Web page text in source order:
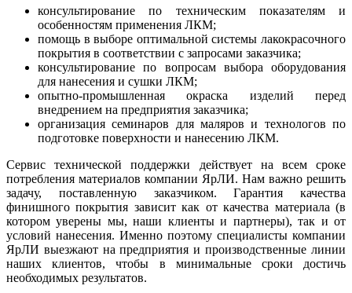
консультирование по техническим показателям и
особенностям применения ЛКМ;
помощь в выборе оптимальной системы лакокрасочного
покрытия в соответствии с запросами заказчика;
консультирование по вопросам выбора оборудования
для нанесения и сушки ЛКМ;
опытно-промышленная окраска изделий перед
внедрением на предприятия заказчика;
организация семинаров для маляров и технологов по
подготовке поверхности и нанесению ЛКМ.
Сервис технической поддержки действует на всем сроке
потребления материалов компании ЯрЛИ. Нам важно решить
задачу, поставленную заказчиком. Гарантия качества
финишного покрытия зависит как от качества материала (в
котором уверены мы, наши клиенты и партнеры), так и от
условий нанесения. Именно поэтому специалисты компании
ЯрЛИ выезжают на предприятия и производственные линии
наших клиентов, чтобы в минимальные сроки достичь
необходимых результатов.